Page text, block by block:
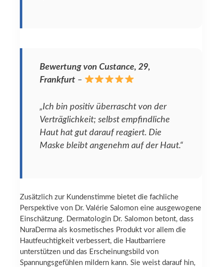
Bewertung von Custance, 29,
Frankfurt –
„Ich bin positiv überrascht von der
Verträglichkeit; selbst empfindliche
Haut hat gut darauf reagiert. Die
Maske bleibt angenehm auf der Haut.“
Zusätzlich zur Kundenstimme bietet die fachliche
Perspektive von Dr. Valérie Salomon eine ausgewogene
Einschätzung. Dermatologin Dr. Salomon betont, dass
NuraDerma als kosmetisches Produkt vor allem die
Hautfeuchtigkeit verbessert, die Hautbarriere
unterstützen und das Erscheinungsbild von
Spannungsgefühlen mildern kann. Sie weist darauf hin,